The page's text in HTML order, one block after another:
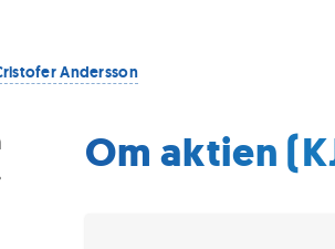
Andersson
Om aktien